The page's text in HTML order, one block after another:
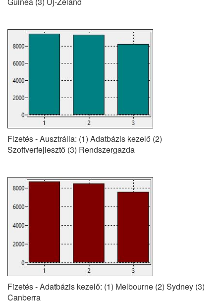
Fizetés - Ausztrália: (1) Adatbázis kezelő (2)
Szoftverfejlesztő (3) Rendszergazda
Fizetés - Adatbázis kezelő: (1) Melbourne (2) Sydney (3)
Canberra